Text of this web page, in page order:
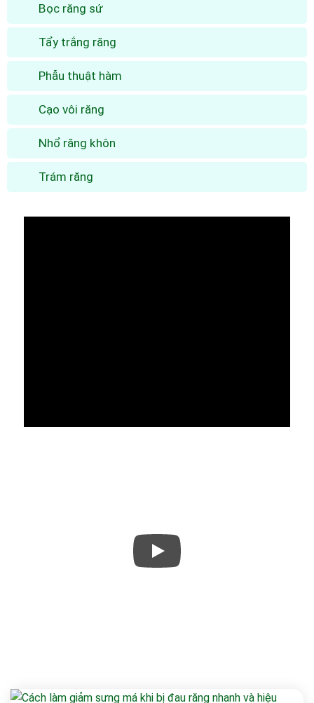
Bọc răng sứ
Tẩy trắng răng
Phẫu thuật hàm
Cạo vôi răng
Nhổ răng khôn
Trám răng